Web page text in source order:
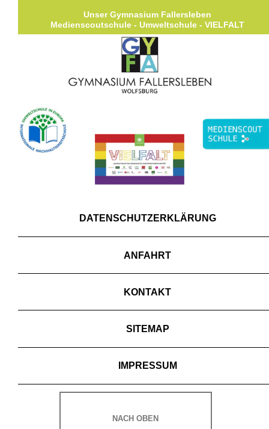
Unser Gymnasium Fallersleben
Medienscoutschule - Umweltschule - VIELFALT
DATENSCHUTZERKLÄRUNG
ANFAHRT
KONTAKT
SITEMAP
IMPRESSUM
NACH OBEN